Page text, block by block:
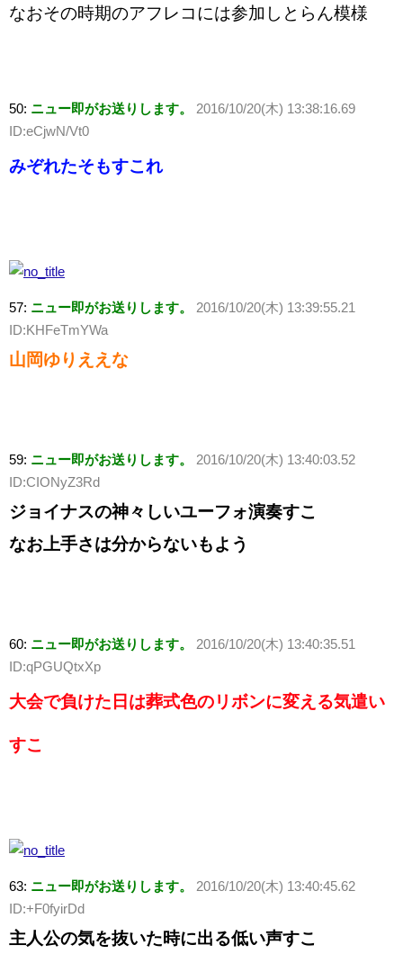
なおその時期のアフレコには参加しとらん模様
50: ニュー即がお送りします。
2016/10/20(木) 13:38:16.69
ID:eCjwN/Vt0
みぞれたそもすこれ
57: ニュー即がお送りします。
2016/10/20(木) 13:39:55.21
ID:KHFeTmYWa
山岡ゆりええな
59: ニュー即がお送りします。
2016/10/20(木) 13:40:03.52
ID:CIONyZ3Rd
ジョイナスの神々しいユーフォ演奏すこ
なお上手さは分からないもよう
60: ニュー即がお送りします。
2016/10/20(木) 13:40:35.51
ID:qPGUQtxXp
大会で負けた日は葬式色のリボンに変える気遣い
すこ
63: ニュー即がお送りします。
2016/10/20(木) 13:40:45.62
ID:+F0fyirDd
主人公の気を抜いた時に出る低い声すこ